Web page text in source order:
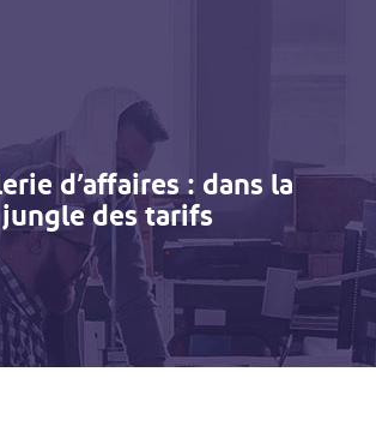
d’affaires : dans la
jungle des tarifs